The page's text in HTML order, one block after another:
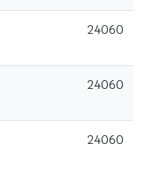
24060
24060
24060